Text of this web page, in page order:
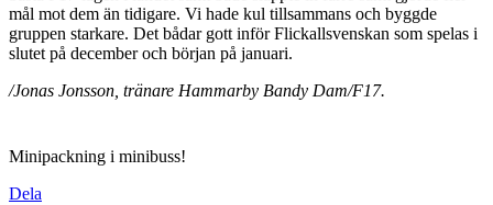
mål mot dem än tidigare. Vi hade kul tillsammans och byggde
gruppen starkare. Det bådar gott inför Flickallsvenskan som spelas i
slutet på december och början på januari.
/Jonas Jonsson, tränare Hammarby Bandy Dam/F17.
Minipackning i minibuss!
Dela